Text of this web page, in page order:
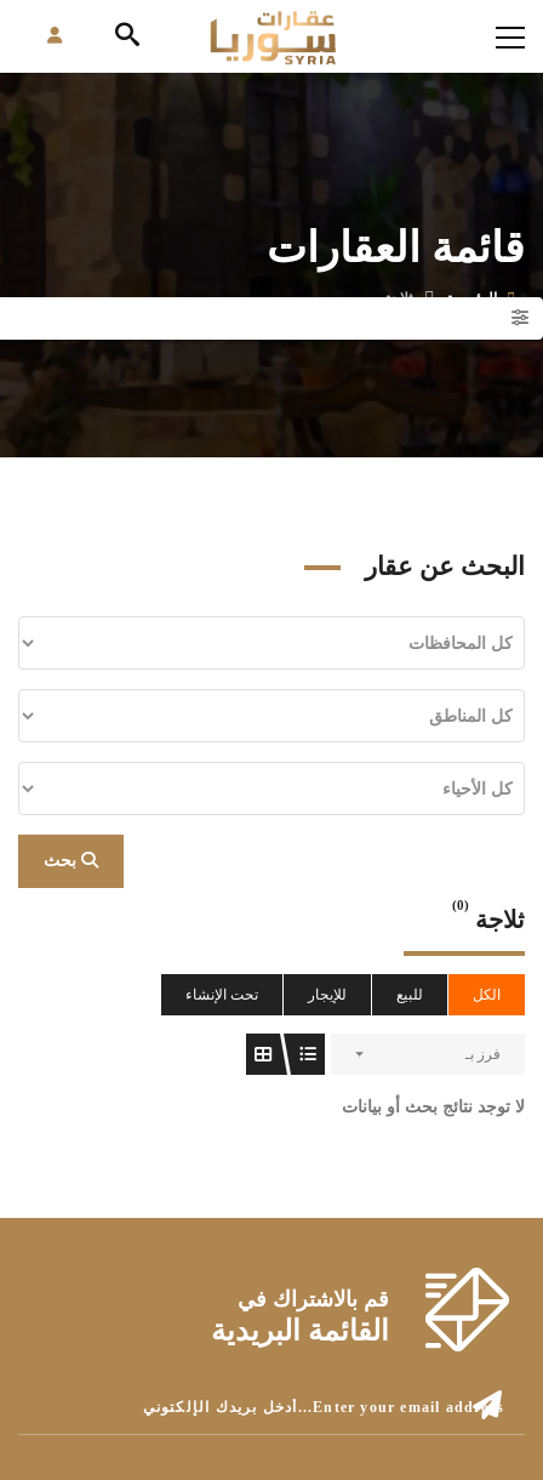
قائمة العقارات
الرئيسية ثلاجة
البحث عن عقار
بحث
ثلاجة
(0)
الكل للبيع للإيجار تحت الإنشاء
فرز بـ
لا توجد نتائج بحث أو بيانات
قم بالاشتراك في
القائمة البريدية